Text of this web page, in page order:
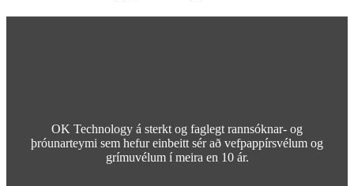
OK Technology á sterkt og faglegt rannsóknar- og
þróunarteymi sem hefur einbeitt sér að vefpappírsvélum og
grímuvélum í meira en 10 ár.